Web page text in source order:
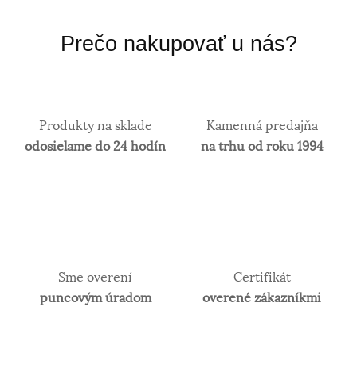
zlato je najpoužívanejšie z hľadiska trvácnosti
šperkov.Prečo nakupovať u nás?
Produkty na sklade
odosielame do 24 hodín
Kamenná predajňa
na trhu od roku 1994
Sme overení
puncovým úradom
Certifikát
overené zákazníkmi